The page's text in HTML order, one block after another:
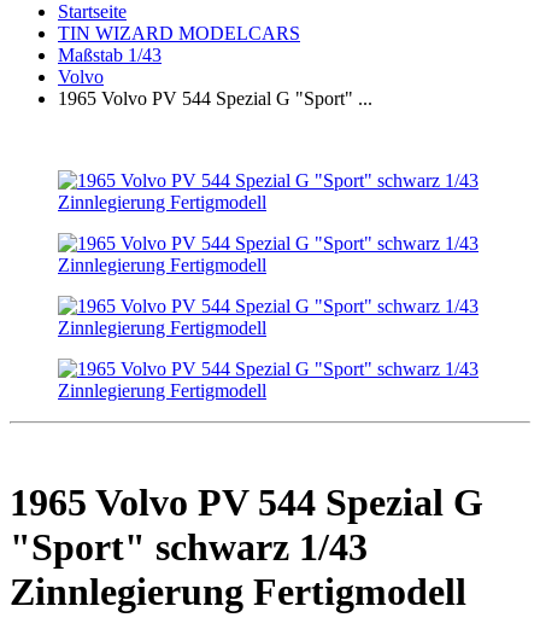
Startseite
TIN WIZARD MODELCARS
Maßstab 1/43
Volvo
1965 Volvo PV 544 Spezial G "Sport" ...
1965 Volvo PV 544 Spezial G
"Sport" schwarz 1/43
Zinnlegierung Fertigmodell